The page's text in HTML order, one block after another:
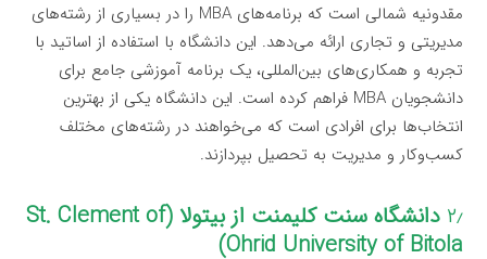
مقدونیه شمالی است که برنامه‌های MBA را در بسیاری از رشته‌های
مدیریتی و تجاری ارائه می‌دهد. این دانشگاه با استفاده از اساتید با
تجربه و همکاری‌های بین‌المللی، یک برنامه آموزشی جامع برای
دانشجویان MBA فراهم کرده است. این دانشگاه یکی از بهترین
انتخاب‌ها برای افرادی است که می‌خواهند در رشته‌های مختلف
کسب‌وکار و مدیریت به تحصیل بپردازند.
۲٫
دانشگاه سنت کلیمنت از بیتولا (St. Clement of
Ohrid University of Bitola)